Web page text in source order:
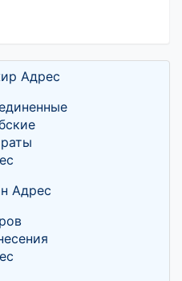
Адрес
Адрес